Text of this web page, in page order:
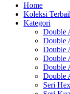
Home
Koleksi
Kategori
Double
Double
Double
Double
Double
Double
Seri